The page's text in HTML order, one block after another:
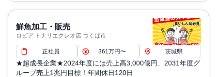
鮮魚加工・販売
ロピア トナリエクレオ店 つくば市
正社員 361万円〜 茨城県
★超成長企業★2024年度には売上高3,000億円、2031年度グ
ループ売上1兆円目標！年間休日120日